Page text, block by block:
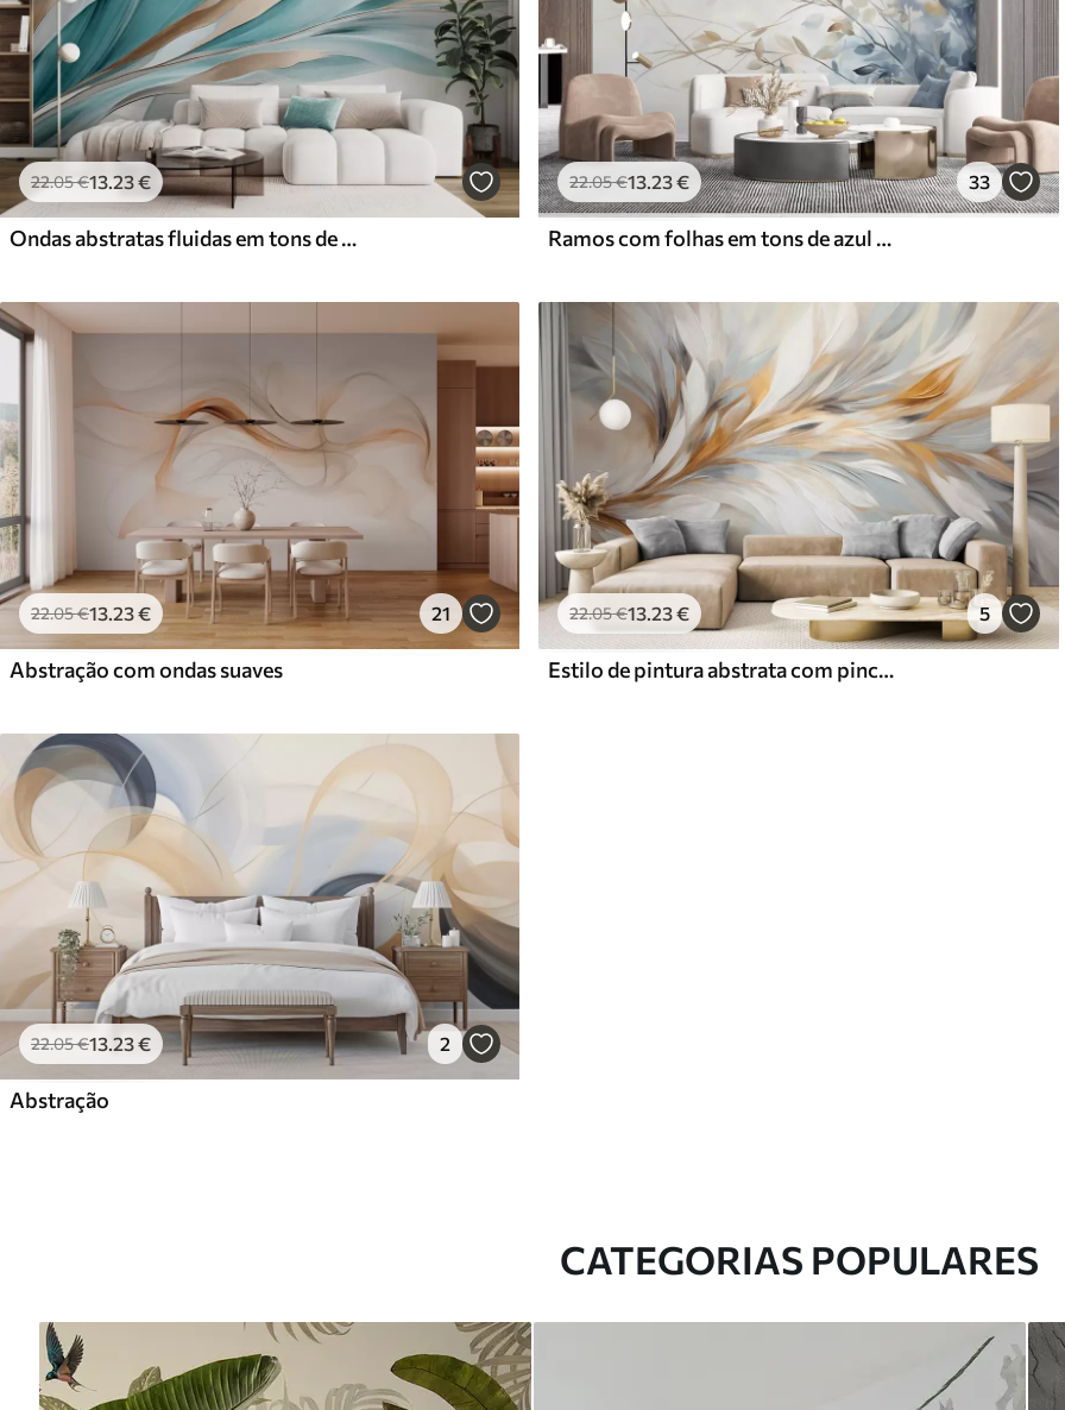
22.05€13.23€
Ondas abstratas fluidas em tons de azul-petróleo e amarelo, com formas e linhas finas, contra um fundo branco, arte texturizada
22.05€13.23€ 33
Ramos com folhas em tons de azul e castanho, fundo claro, suave e delicado, estilo aguarela
22.05€13 .23€ 21
Abstração com ondas suaves
22.05€13 .23€ 5
Estilo de pintura abstrata com pinceladas texturizadas em branco, amarelo e cinza, com um fundo suave e claro
22.05€13.23€ 2
Abstração
CATEGORIAS POPULARES